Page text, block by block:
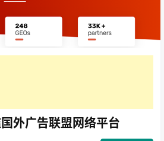
外广告联盟网络平台